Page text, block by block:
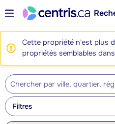
Cette propriété n'est plus
propriétés semblables
Filtres